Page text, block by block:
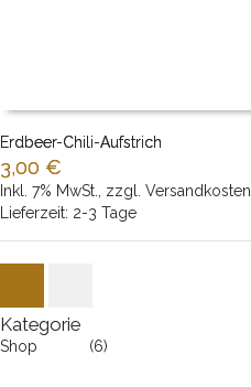
Nicht auf Lager
Erdbeer-Chili-Aufstrich
3,00 €
Inkl. 7% MwSt., zzgl. Versandkosten
Lieferzeit: 2-3 Tage
Kategorie
Shop (6)